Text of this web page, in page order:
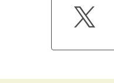
Twitt
er